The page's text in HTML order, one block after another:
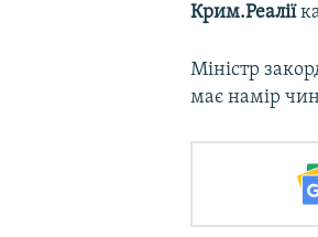
Крим.Реалії
Міністр
має намір